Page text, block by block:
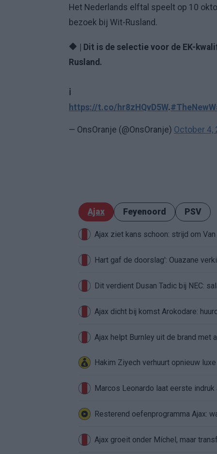
Het Nederlands elftal speelt op 10
bezoek bij Wit-Rusland.
🔶 | Dit is de selectie voor de EK-
Rusland.
ℹ️
https://t.co/hr8zHQvD5W.
— OnsOranje (@OnsOranje) October 4,
Ajax Feyenoord PSV
Ajax ziet kans schoon: strijd om
Hart gaf de doorslag': Ouazane
Dit verdient Dusan Tadic bij NEC:
Ajax dicht bij komst Arokodare:
Ajax helpt Burnley uit de brand met
Hakim Ziyech verhuurt opnieuw
Marcos Leonardo laat eerste
Resterend oefenprogramma Ajax:
Ajax groeit onder Míchel, maar